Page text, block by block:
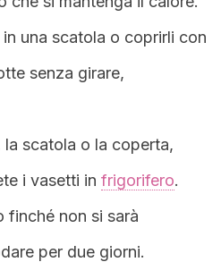
una scatola o coprirli con
senza girare,
scatola o la coperta,
i vasetti in frigorifero.
finché non si sarà
per due giorni.